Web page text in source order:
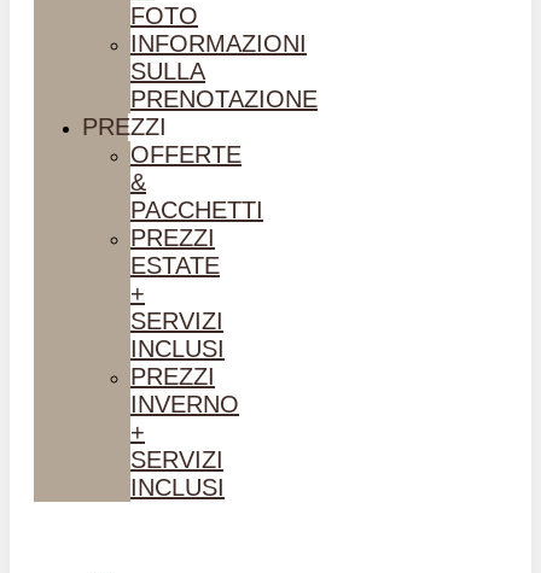
FOTO
INFORMAZIONI
SULLA
PRENOTAZIONE
PREZZI
OFFERTE
&
PACCHETTI
PREZZI
ESTATE
+
SERVIZI
INCLUSI
PREZZI
INVERNO
+
SERVIZI
INCLUSI